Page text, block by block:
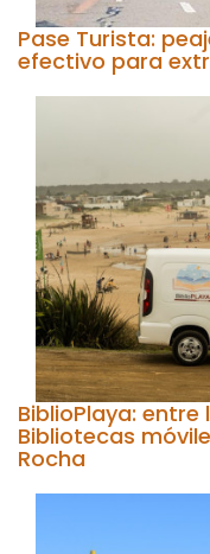
Pase Turista:
efectivo para
BiblioPlaya:
Bibliotecas
Rocha